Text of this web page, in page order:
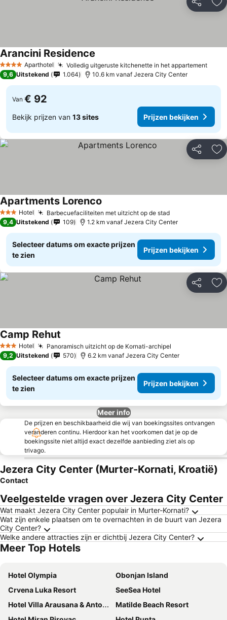
Delen
4 SterrenAparthotel Volledig uitgeruste kitchenette in het appartement
Arancini Residence
9,6 Uitstekend 1.064 10.6 km vanaf Jezera City Center
Van € 92
Bekijk prijzen van 13 sites Prijzen bekijken
Delen
3 SterrenHotel Barbecuefaciliteiten met uitzicht op de stad
Apartments Lorenco
9,4 Uitstekend 109 1.2 km vanaf Jezera City Center
Selecteer datums om exacte prijzen
te zien
Prijzen bekijken
Delen
3 SterrenHotel Panoramisch uitzicht op de Kornati-archipel
Camp Rehut
9,2 Uitstekend 570 6.2 km vanaf Jezera City Center
Selecteer datums om exacte prijzen
te zien
Prijzen bekijken
Meer info
De prijzen en beschikbaarheid die wij van boekingssites ontvangen
veranderen continu. Hierdoor kan het voorkomen dat je op de
boekingssite niet altijd exact dezelfde aanbieding ziet als op
trivago.
Jezera City Center (Murter-Kornati, Kroatië)
Contact
Veelgestelde vragen over Jezera City Center
Wat maakt Jezera City Center populair in Murter-Kornati?
Wat zijn enkele plaatsen om te overnachten in de buurt van Jezera
City Center?
Welke andere attracties zijn er dichtbij Jezera City Center?
Meer Top Hotels
Hotel Olympia
Obonjan Island
Crvena Luka Resort
SeeSea Hotel
Hotel Villa Arausana & Antonina
Matilde Beach Resort